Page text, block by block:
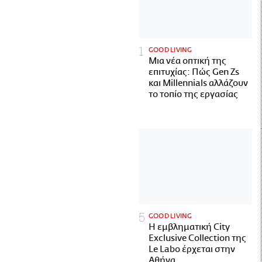
GOOD LIVING
Μια νέα οπτική της
επιτυχίας: Πώς Gen Zs
και Millennials αλλάζουν
το τοπίο της εργασίας
GOOD LIVING
Η εμβληματική City
Exclusive Collection της
Le Labo έρχεται στην